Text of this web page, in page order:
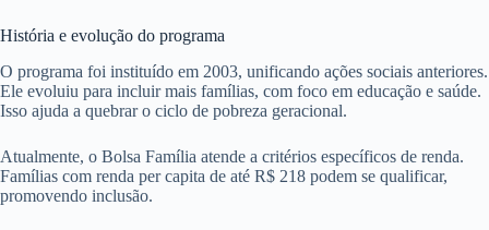
História e evolução do programa
O programa foi instituído em 2003, unificando ações sociais anteriores.
Ele evoluiu para incluir mais famílias, com foco em educação e saúde.
Isso ajuda a quebrar o ciclo de pobreza geracional.
Atualmente, o Bolsa Família atende a critérios específicos de renda.
Famílias com renda per capita de até R$ 218 podem se qualificar,
promovendo inclusão.